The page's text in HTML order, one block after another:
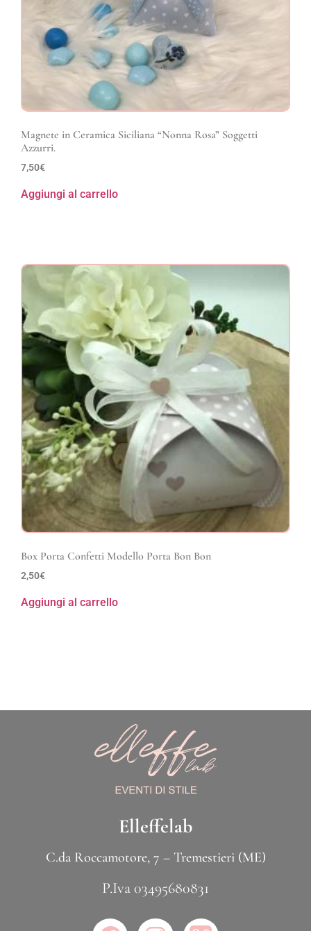
Magnete in Ceramica Siciliana “Nonna Rosa” Soggetti
Azzurri.
7,50€
Aggiungi al carrello
Box Porta Confetti Modello Porta Bon Bon
2,50€
Aggiungi al carrello
Elleffelab
C.da Roccamotore, 7 – Tremestieri (ME)
P.Iva 03495680831